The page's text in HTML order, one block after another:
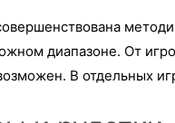
диапазоне. От
В отдельных